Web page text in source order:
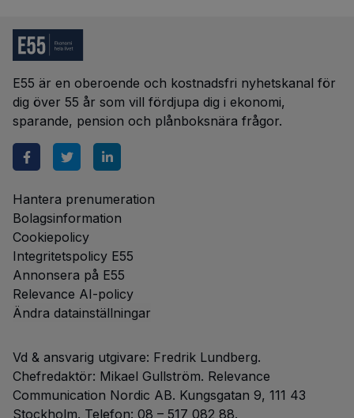
E55 är en oberoende och kostnadsfri nyhetskanal för
dig över 55 år som vill fördjupa dig i ekonomi,
sparande, pension och plånboksnära frågor.
Hantera prenumeration
Bolagsinformation
Cookiepolicy
Integritetspolicy E55
Annonsera på E55
Relevance AI-policy
Ändra datainställningar
Vd & ansvarig utgivare: Fredrik Lundberg.
Chefredaktör: Mikael Gullström. Relevance
Communication Nordic AB. Kungsgatan 9, 111 43
Stockholm. Telefon: 08 – 517 082 88.